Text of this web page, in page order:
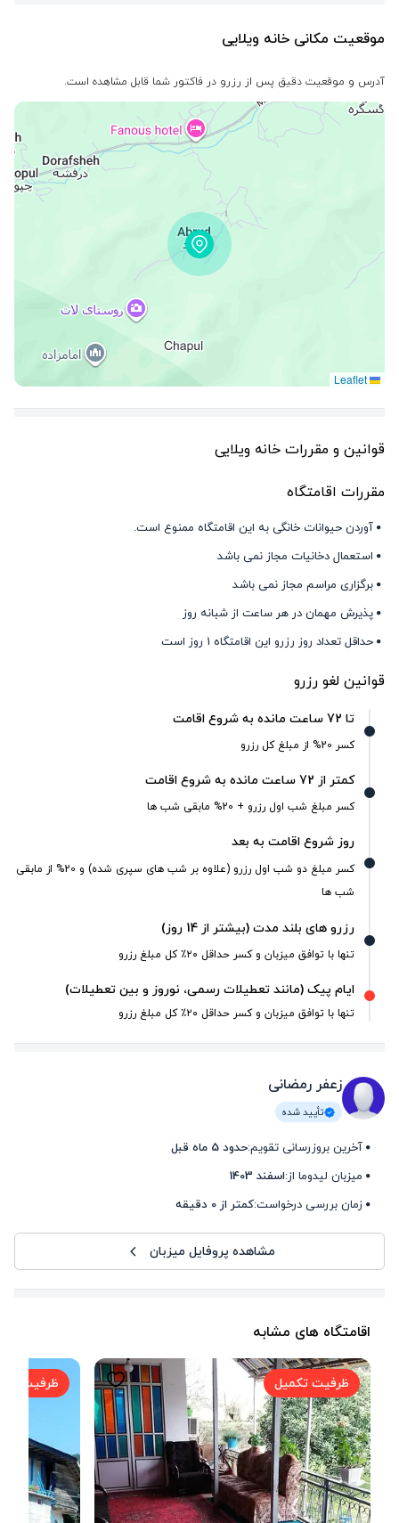
موقعیت مکانی خانه ویلایی
آدرس و موقعیت دقیق پس از رزرو در فاکتور شما قابل مشاهده است.
قوانین و مقررات خانه ویلایی
مقررات اقامتگاه
آوردن حیوانات خانگی به این اقامتگاه ممنوع است.
استعمال دخانیات مجاز نمی باشد
برگزاری مراسم مجاز نمی باشد
پذیرش مهمان در هر ساعت از شبانه روز
حداقل تعداد روز رزرو این اقامتگاه 1 روز است
قوانین لغو رزرو
تا 72 ساعت مانده به شروع اقامت
کسر 20% از مبلغ کل رزرو
کمتر از 72 ساعت مانده به شروع اقامت
کسر مبلغ شب اول رزرو + 20% مابقی شب ها
روز شروع اقامت به بعد
کسر مبلغ دو شب اول رزرو (علاوه بر شب های سپری شده) و 20% از مابقی
شب ها
رزرو های بلند مدت (بیشتر از 14 روز)
تنها با توافق میزبان و کسر حداقل ۲۰٪ کل مبلغ رزرو
ایام پیک (مانند تعطیلات رسمی، نوروز و بین تعطیلات)
تنها با توافق میزبان و کسر حداقل ۲۰٪ کل مبلغ رزرو
زعفر رمضانی
تأیید شده
آخرین بروزرسانی تقویم:حدود 5 ماه قبل
میزبان لیدوما از:اسفند 1403
زمان بررسی درخواست:کمتر از 0 دقیقه
مشاهده پروفایل میزبان
اقامتگاه های مشابه
ظرفیت تکمیل ظرفیت